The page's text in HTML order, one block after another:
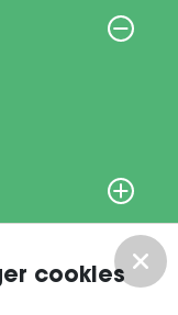
cookies